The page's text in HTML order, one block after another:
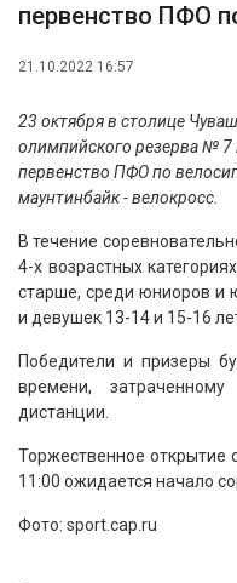
первенство ПФО
21.10.2022 16:57
23 октября в столице
олимпийского резерва № 7
первенство ПФО по
маунтинбайк - велокросс.
В течение
4-х возрастных
старше, среди юниоров и
и девушек 13-14 и 15-16
Победители и призеры
времени,
дистанции.
Торжественное открытие
11:00 ожидается начало
Фото: sport.cap.ru